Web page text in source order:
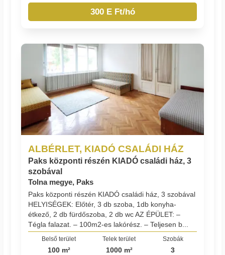
300 E Ft/hó
ALBÉRLET, KIADÓ CSALÁDI HÁZ
Paks központi részén KIADÓ családi ház, 3
szobával
Tolna megye, Paks
Paks központi részén KIADÓ családi ház, 3 szobával
HELYISÉGEK: Előtér, 3 db szoba, 1db konyha-
étkező, 2 db fürdőszoba, 2 db wc AZ ÉPÜLET: –
Tégla falazat. – 100m2-es lakórész. – Teljesen b...
Belső terület
100 m²
Telek terület
1000 m²
Szobák
3